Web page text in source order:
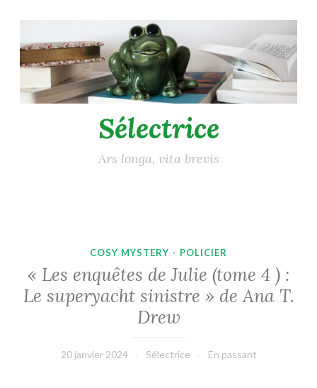
au
contenu
principal
Sélectrice
Ars longa, vita brevis
COSY MYSTERY · POLICIER
« Les enquêtes de Julie (tome 4 ) :
Le superyacht sinistre » de Ana T.
Drew
20 janvier 2024 Sélectrice En passant